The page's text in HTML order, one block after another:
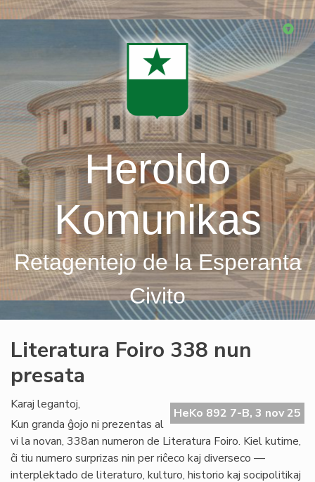
Skip
Heroldo
Komunikas
Retagentejo de la Esperanta
Civito
Literatura Foiro 338 nun
presata
HeKo 892 7-B, 3 nov 25
Karaj legantoj,
Kun granda ĝojo ni prezentas al
vi la novan, 338an numeron de Literatura Foiro. Kiel kutime,
ĉi tiu numero surprizas nin per riĉeco kaj diverseco —
interplektado de literaturo, kulturo, historio kaj socipolitikaj